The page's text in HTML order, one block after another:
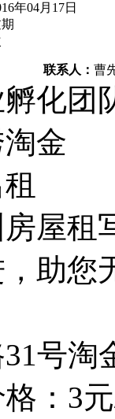
年04月17日
联系人： 曹
化团
金
屋租
助您
号淘
格：3